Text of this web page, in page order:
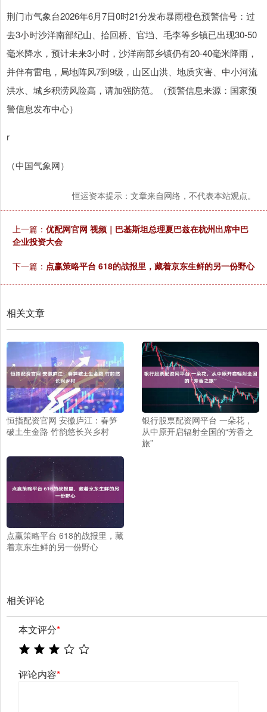
荆门市气象台2026年6月7日0时21分发布暴雨橙色预警信号：过
去3小时沙洋南部纪山、拾回桥、官垱、毛李等乡镇已出现30-50
毫米降水，预计未来3小时，沙洋南部乡镇仍有20-40毫米降雨，
并伴有雷电，局地阵风7到9级，山区山洪、地质灾害、中小河流
洪水、城乡积涝风险高，请加强防范。（预警信息来源：国家预
警信息发布中心）
r
（中国气象网）
恒运资本提示：文章来自网络，不代表本站观点。
上一篇： 优配网官网 视频｜巴基斯坦总理夏巴兹在杭州出席中巴
企业投资大会
下一篇： 点赢策略平台 618的战报里，藏着京东生鲜的另一份野心
相关文章
恒指配资官网 安徽庐江：春笋
破土生金路 竹韵悠长兴乡村
银行股票配资网平台 一朵花，
从中原开启辐射全国的“芳香之
旅”
点赢策略平台 618的战报里，藏
着京东生鲜的另一份野心
相关评论
本文评分*
评论内容*